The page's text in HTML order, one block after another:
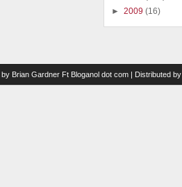
► 2009 (16)
by Brian Gardner Ft Bloganol dot com | Distributed by